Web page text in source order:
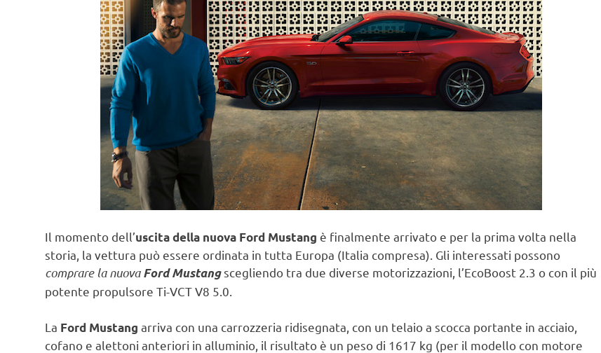
Il momento dell’uscita della nuova Ford Mustang è finalmente arrivato e per la prima volta nella
storia, la vettura può essere ordinata in tutta Europa (Italia compresa). Gli interessati possono
comprare la nuovaFord Mustangscegliendo tra due diverse motorizzazioni, l’EcoBoost 2.3 o con il più
potente propulsore Ti-VCT V8 5.0.
La Ford Mustang arriva con una carrozzeria ridisegnata, con un telaio a scocca portante in acciaio,
cofano e alettoni anteriori in alluminio, il risultato è un peso di 1617 kg (per il modello con motore